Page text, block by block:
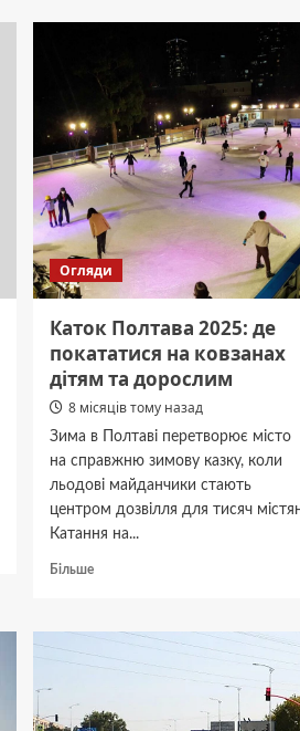
дворик
прихований
у
серці
міста
Огляди
Каток Полтава 2025: де
покататися на ковзанах
дітям та дорослим
8 місяців тому назад
Зима в Полтаві перетворює місто
на справжню зимову казку, коли
льодові майданчики стають
центром дозвілля для тисяч
Катання на...
БільшеДокладніше
Полтава
на